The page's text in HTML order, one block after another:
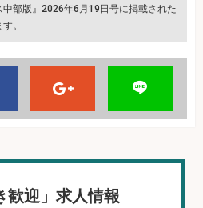
部版』2026年6月19日号に掲載された
。
歓迎」求人情報